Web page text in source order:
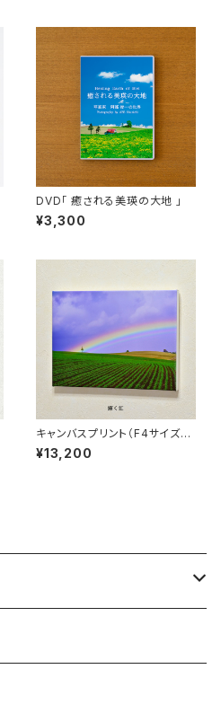
DVD「 癒される美瑛の大地 」
¥3,300
キャンバスプリント（F4サイズ、3
33×242mm）、全3種類
¥13,200